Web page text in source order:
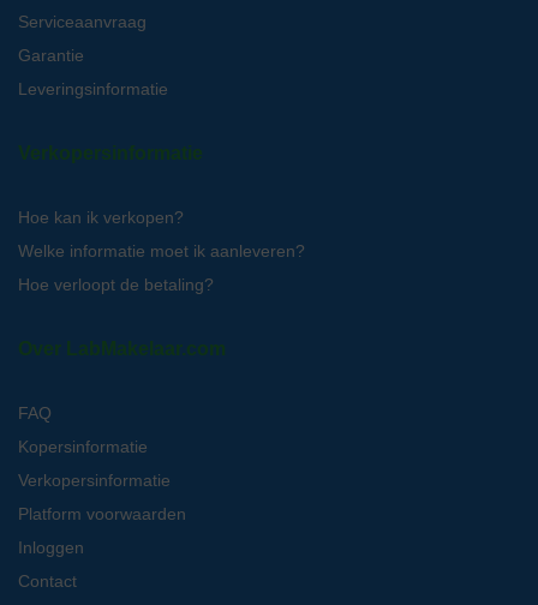
Serviceaanvraag
Garantie
Leveringsinformatie
Verkopersinformatie
Hoe kan ik verkopen?
Welke informatie moet ik aanleveren?
Hoe verloopt de betaling?
Over LabMakelaar.com
FAQ
Kopersinformatie
Verkopersinformatie
Platform voorwaarden
Inloggen
Contact